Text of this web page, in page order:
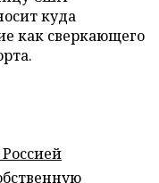
куда
как сверкающего